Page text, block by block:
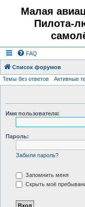
Малая
Пилота-
FAQ
Список форумов
Темы без ответов Активные
Имя пользователя:
Пароль:
Забыли пароль?
Запомнить меня
Скрыть моё